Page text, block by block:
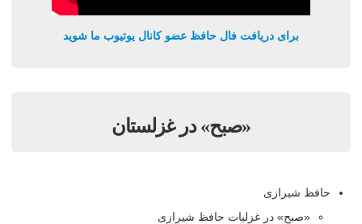
برای دریافت فال حافظ عضو کانال یوتیوب ما شوید
«صبح» در غزلستان
حافظ شیرازی
«صبح» در غزلیات حافظ شیرازی